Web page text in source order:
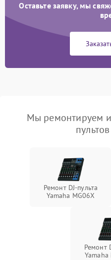
Оставьте заявку, мы
Мы ремонтируем
Ремонт DJ-пульта
Yamaha MG06X
Ремонт
Yamaha